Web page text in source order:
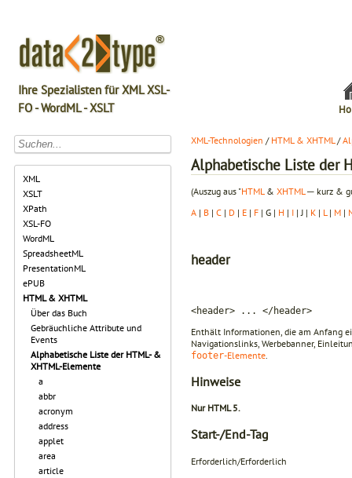
Ihre Spezialisten für XML XSL-
FO - WordML - XSLT
XML
XSLT
XPath
XSL-FO
WordML
SpreadsheetML
PresentationML
ePUB
HTML & XHTML
Über das Buch
Gebräuchliche Attribute und
Events
Alphabetische Liste der HTML- &
XHTML-Elemente
a
abbr
acronym
address
applet
area
article
XML-Technologien / HTML & XHTML/
Alphabetische Liste der
(Auszug aus "HTML & XHTML ─ kurz &
A | B | C | D | E | F | G | H | I | J | K | L | M |
header
<header> ... </header>
Enthält Informationen, die am Anfang
Navigationslinks, Werbebanner,
footer-Elemente
Hinweise
Nur HTML 5.
Start-/End-Tag
Erforderlich/Erforderlich